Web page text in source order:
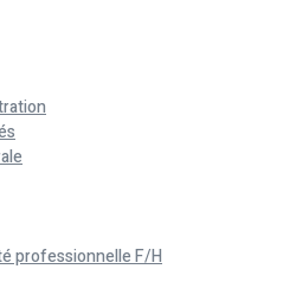
professionnelle F/H